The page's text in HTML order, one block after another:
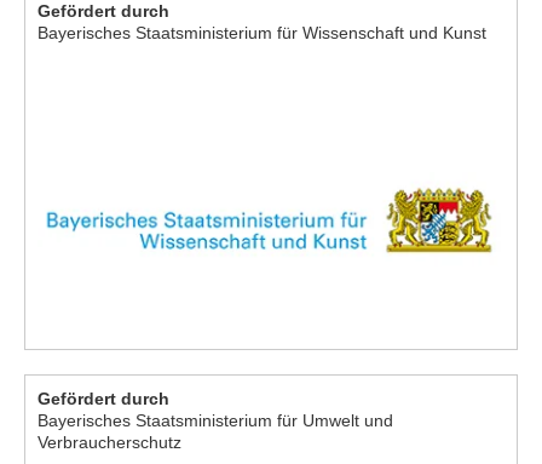
Gefördert durch
Bayerisches Staatsministerium für Wissenschaft und Kunst
Gefördert durch
Bayerisches Staatsministerium für Umwelt und
Verbraucherschutz